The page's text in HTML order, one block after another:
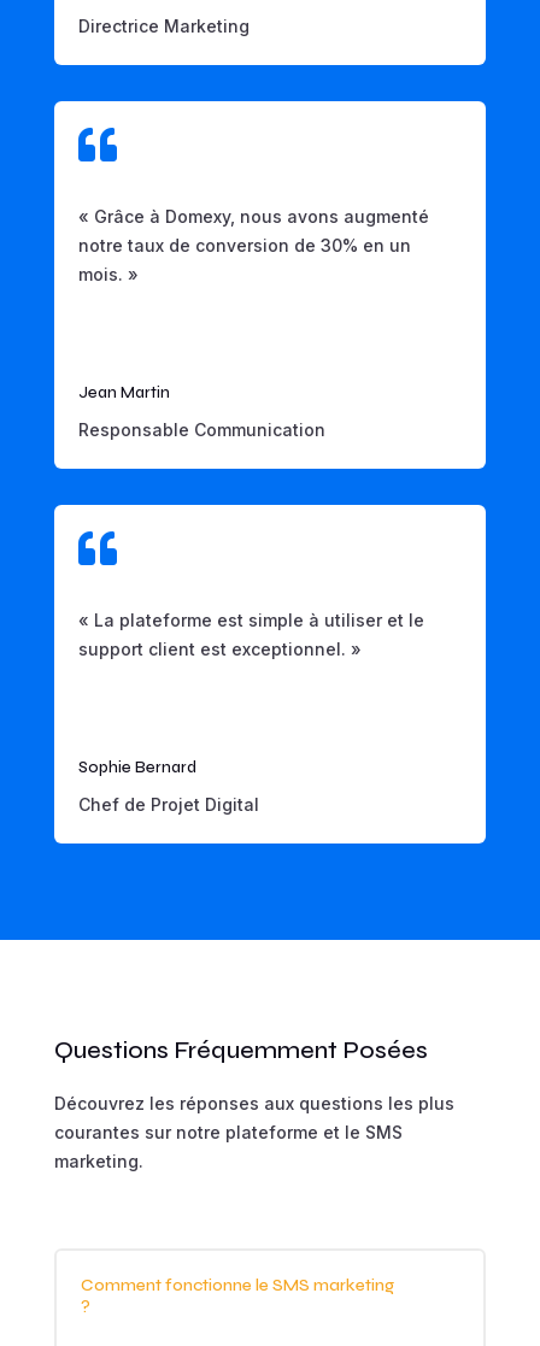
Directrice Marketing

« Grâce à Domexy, nous avons augmenté
notre taux de conversion de 30% en un
mois. »
Jean Martin
Responsable Communication

« La plateforme est simple à utiliser et le
support client est exceptionnel. »
Sophie Bernard
Chef de Projet Digital
Questions Fréquemment Posées
Découvrez les réponses aux questions les plus
courantes sur notre plateforme et le SMS
marketing.
Comment fonctionne le SMS marketing
?